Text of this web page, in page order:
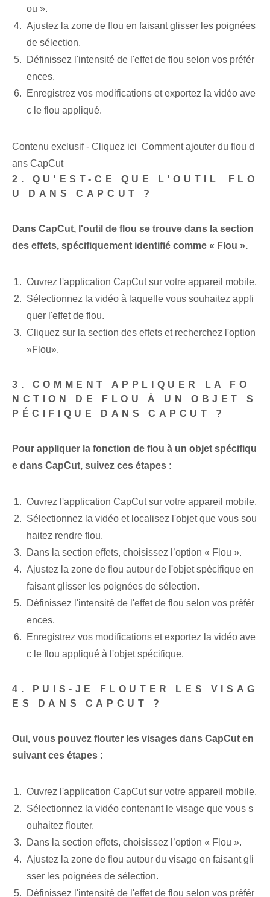
ou ».
Ajustez la zone de flou en faisant glisser les poignées
de sélection.
Définissez l'intensité de l'effet de flou selon vos préfér
ences.
Enregistrez vos modifications⁤ et exportez la vidéo ⁤ave
c le flou appliqué.
Contenu exclusif - Cliquez ici Comment ajouter du flou d
ans CapCut
2. QU'EST-CE QUE L'OUTIL ⁢FLO
U DANS‌ CAPCUT ?
Dans CapCut, l'outil de flou se trouve dans la section
des effets, spécifiquement identifié comme « Flou ».
Ouvrez l'application CapCut sur votre appareil mobile.
Sélectionnez la vidéo à laquelle vous souhaitez appli
quer l'effet de flou.
Cliquez⁢ sur la section des effets et recherchez l'option
⁣»Flou».
3. COMMENT APPLIQUER LA FO
NCTION DE FLOU À UN OBJET S
PÉCIFIQUE DANS CAPCUT ?
Pour appliquer la fonction de flou à un objet spécifiqu
e dans CapCut, suivez ces étapes :
Ouvrez l'application CapCut sur votre appareil mobile.
Sélectionnez la vidéo et localisez l'objet que vous sou
haitez rendre flou.
Dans la section effets, choisissez l’option « Flou ».
Ajustez la zone de flou autour de l'objet spécifique en
faisant glisser les poignées de sélection.
Définissez l'intensité de l'effet de flou selon vos préfér
ences.
Enregistrez vos modifications et exportez la vidéo ave
c le flou appliqué à l'objet spécifique.
4. PUIS-JE FLOUTER LES VISAG
ES DANS CAPCUT ?
Oui, vous pouvez flouter les visages dans CapCut en
suivant ces étapes :
Ouvrez l'application CapCut sur votre appareil mobile.
Sélectionnez la vidéo contenant le visage que vous s
ouhaitez flouter.
Dans la section effets, choisissez l’option « Flou ».
Ajustez la zone de flou autour du visage en faisant gli
sser les poignées de sélection.
Définissez l'intensité de l'effet de flou selon vos préfér